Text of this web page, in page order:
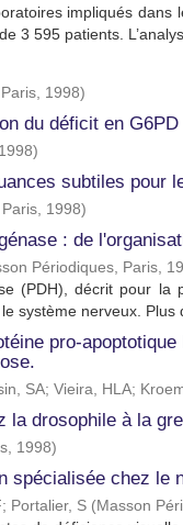
impliqués
3 595 patients.
, 1998)
du déficit en
1998)
subtiles pour
, 1998)
: de
Périodiques, Paris,
(PDH), décrit pour
système nerveux. Plus
pro-
SA; Vieira, HLA;
la drosophile à la
, 1998)
spécialisée chez le
; Portalier, S (Masson